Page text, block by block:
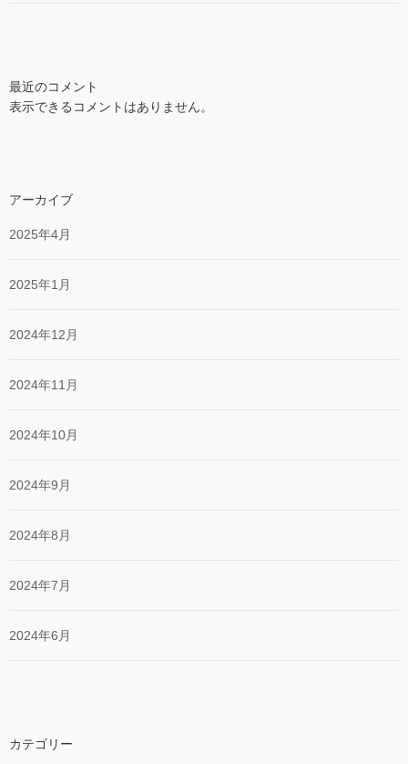
最近のコメント
表示できるコメントはありません。
アーカイブ
2025年4月
2025年1月
2024年12月
2024年11月
2024年10月
2024年9月
2024年8月
2024年7月
2024年6月
カテゴリー